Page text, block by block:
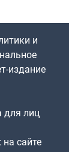
и
издание
для лиц
сайте